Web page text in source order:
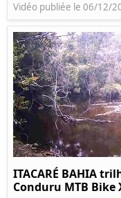
Vidéo publiée le 06/12/
ITACARÉ BAHIA
Conduru MTB Bike